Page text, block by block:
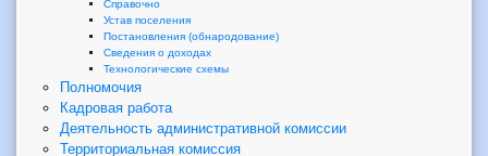
Справочно
Устав поселения
Постановления (обнародование)
Сведения о доходах
Технологические схемы
Полномочия
Кадровая работа
Деятельность административной комиссии
Территориальная комиссия